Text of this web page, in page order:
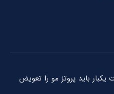
باید پروتز مو را تعویض